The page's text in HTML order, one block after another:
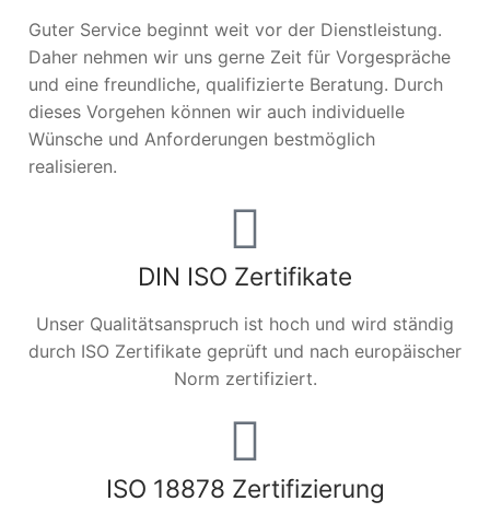
Guter Service beginnt weit vor der Dienstleistung.
Daher nehmen wir uns gerne Zeit für Vorgespräche
und eine freundliche, qualifizierte Beratung. Durch
dieses Vorgehen können wir auch individuelle
Wünsche und Anforderungen bestmöglich
realisieren.
DIN ISO Zertifikate
Unser Qualitätsanspruch ist hoch und wird ständig
durch ISO Zertifikate geprüft und nach europäischer
Norm zertifiziert.
ISO 18878 Zertifizierung